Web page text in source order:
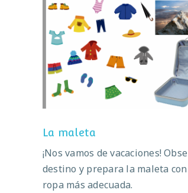
La maleta
La maleta
¡Nos vamos de vacaciones!
destino y prepara la maleta
ropa más adecuada.